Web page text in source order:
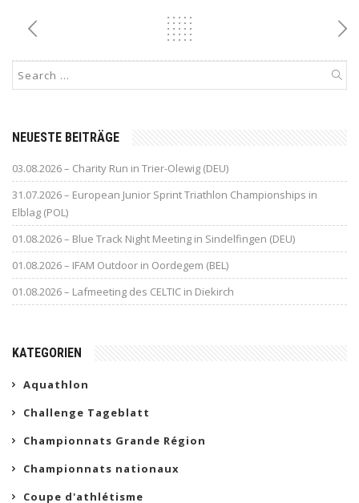
NEUESTE BEITRÄGE
03.08.2026 – Charity Run in Trier-Olewig (DEU)
31.07.2026 – European Junior Sprint Triathlon Championships in
Elblag (POL)
01.08.2026 – Blue Track Night Meeting in Sindelfingen (DEU)
01.08.2026 – IFAM Outdoor in Oordegem (BEL)
01.08.2026 – Lafmeeting des CELTIC in Diekirch
KATEGORIEN
Aquathlon
Challenge Tageblatt
Championnats Grande Région
Championnats nationaux
Coupe d'athlétisme